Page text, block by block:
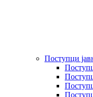
Поступци